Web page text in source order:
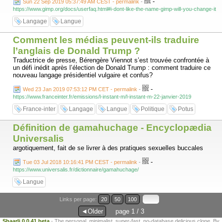
► J'ai le droit de dire "putain", "catin", "salope" et pourquoi pas
"gourgandine" pour insulter ou rabaisser la personne.
https://blogs.mediapart.fr/franck-noir/blog/220919/pourquoi-encule-n-
est-pas-une-insulte-homophobe?xtor=CS3-67
► J'ai le droit de dire "va te faire enculer" pour insulter ou rabaisser la
personne.
► J'ai le droit de dire qu'une personne qui emmerde les autres en
réclamant de l'argent est un mendiant.
etc, etc
Sun 22 Sep 2019 05:37:49 AM CEST - permalink -
https://www.gimp.org/docs/userfaq.html#i-dont-like-the-name-gimp-will-you-change-it
Langage Langue
Comment les médias peuvent-ils traduire
l’anglais de Donald Trump ?
Traductrice de presse, Bérengère Viennot s’est trouvée confrontée à
un défi inédit après l’élection de Donald Trump : comment traduire ce
nouveau langage présidentiel vulgaire et confus?
Wed 23 Jan 2019 07:53:12 PM CET - permalink - -
https://www.franceinter.fr/emissions/l-instant-m/l-instant-m-22-janvier-2019
France-inter Langage Langue Politique Potus
Définition de gamahuchage - Encyclopædia
Universalis
argotiquement, fait de se livrer à des pratiques sexuelles buccales
Tue 03 Jul 2018 10:16:41 PM CEST - permalink - -
https://www.universalis.fr/dictionnaire/gamahuchage/
Langue
Links per page: 20 50 100
◄Older page 1 / 3